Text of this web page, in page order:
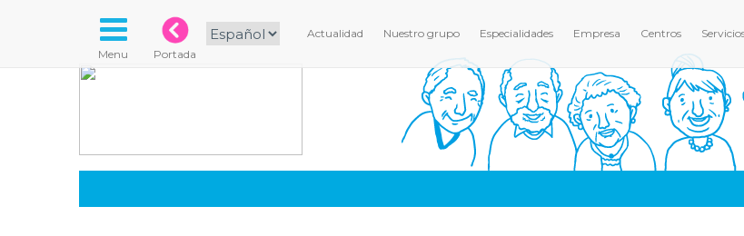
Actualidad Nuestro grupo Especialidades Empresa Centros
Menu Portada